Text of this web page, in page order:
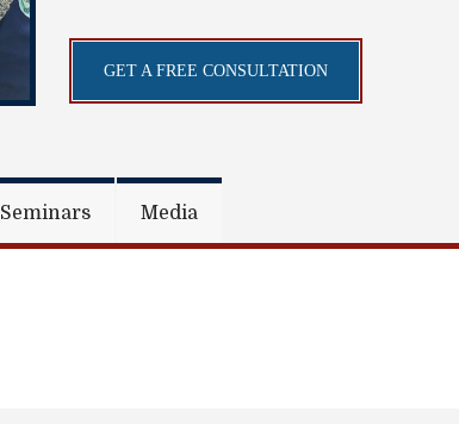
GET A FREE CONSULTATION
Seminars Media